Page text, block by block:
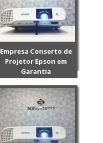
Empresa Conserto de
Projetor Epson em
Garantia